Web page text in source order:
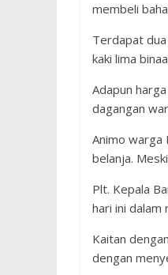
membeli
Terdapat
kaki lima
Adapun
dagangan
Animo warga
belanja.
Plt. Kepala
hari ini
Kaitan
dengan